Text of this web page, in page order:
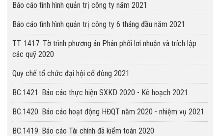
Báo cáo tình hình quản trị công ty năm 2021
Báo cáo tình hình quản trị công ty 6 tháng đầu năm 2021
TT. 1417. Tờ trình phương án Phân phối lơi nhuận và trích lập
các quỹ 2020
Quy chế tổ chức đại hội cổ đông 2021
BC.1421. Báo cáo thực hiện SXKD 2020 - Kê hoạch 2021
BC.1420. Báo cáo hoạt động HĐQT năm 2020 - nhiệm vụ 2021
BC.1419. Báo cáo Tài chính đã kiểm toán 2020